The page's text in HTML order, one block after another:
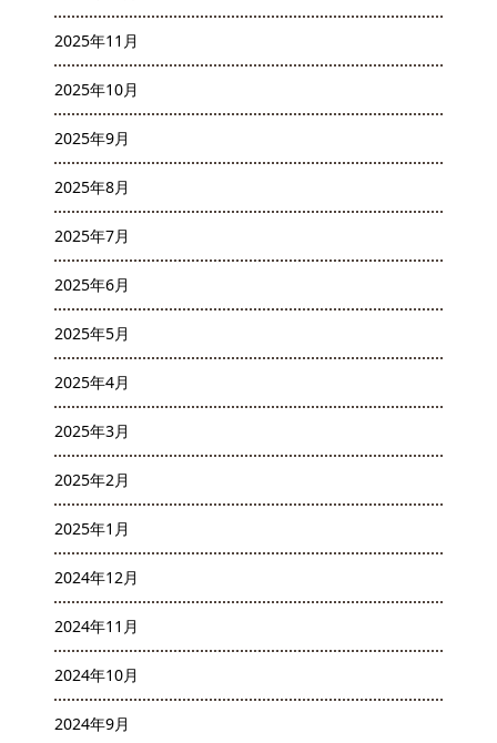
2025年11月
2025年10月
2025年9月
2025年8月
2025年7月
2025年6月
2025年5月
2025年4月
2025年3月
2025年2月
2025年1月
2024年12月
2024年11月
2024年10月
2024年9月